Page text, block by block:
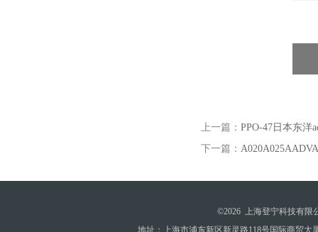
上一篇： PPO-47日本东洋
下一篇：
©2026 上海登宁科技有限
地址：上海市浦东新区新灵路118号国际商贸大